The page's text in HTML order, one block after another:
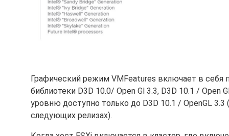
Графический режим VMFeatures включает в
библиотеки D3D 10.0/ Open Gl 3.3, D3D 10.1 / Open
уровню доступно только до D3D 10.1 / OpenGL
следующих релизах).